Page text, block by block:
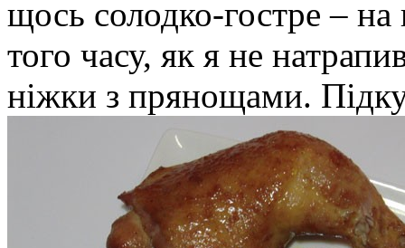
щось солодко-гостре –
того часу, як я не
ніжки з прянощами.